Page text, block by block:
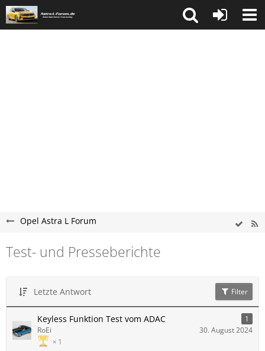
Opel Astra L Forum
Test- und Presseberichte
Letzte Antwort Filter
Keyless Funktion Test vom ADAC 1
1
RoEi 30. August 2024